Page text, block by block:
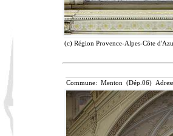
(c) Région Provence-Alpes-Côte
Commune: Menton (Dép.06)